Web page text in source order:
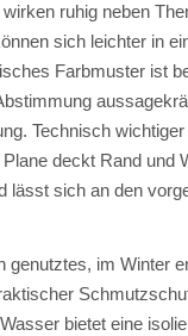
ruhig neben
sich leichter in
Farbmuster ist
Technisch
deckt Rand und
lässt sich an den
genutztes, im Winter
bietet eine